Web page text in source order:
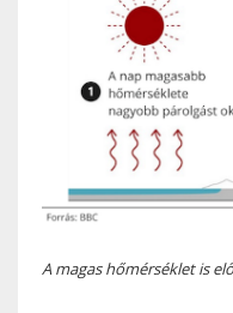
A magas hőmérséklet is